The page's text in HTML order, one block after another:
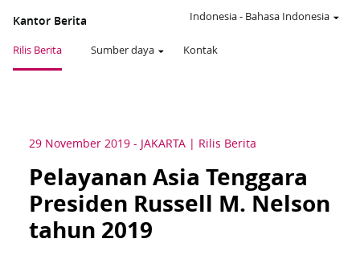
Kantor Berita
Rilis Berita Sumber daya Kontak
Indonesia- Bahasa Indonesia
29 November 2019 - JAKARTA Rilis Berita
Pelayanan Asia Tenggara
Presiden Russell M. Nelson
tahun 2019